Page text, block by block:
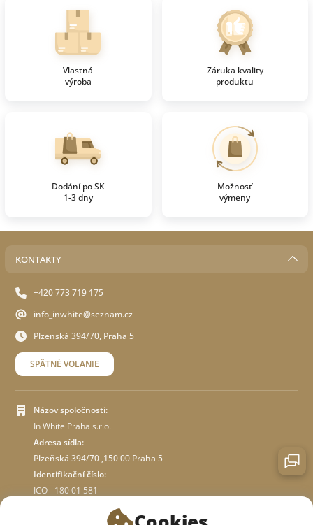
Vlastná
výroba
Záruka kvality
produktu
Dodání po SK
1-3 dny
Možnosť
výmeny
KONTAKTY
+420 773 719 175
info_inwhite@seznam.cz
Plzenská 394/70, Praha 5
SPÄTNÉ VOLANIE
Názov spoločnosti:
In White Praha s.r.o.
Adresa sídla:
Plzeňská 394/70 ,150 00 Praha 5
Identifikační číslo:
ICO - 180 01 581